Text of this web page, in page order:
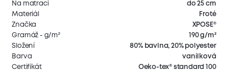
Na matraci
do 25 cm
Materiál
Froté
Značka
XPOSE®
Gramáž - g/m²
190 g/m²
Složení
80% bavlna, 20% polyester
Barva
vanilková
Certifikát
Oeko-tex® standard 100